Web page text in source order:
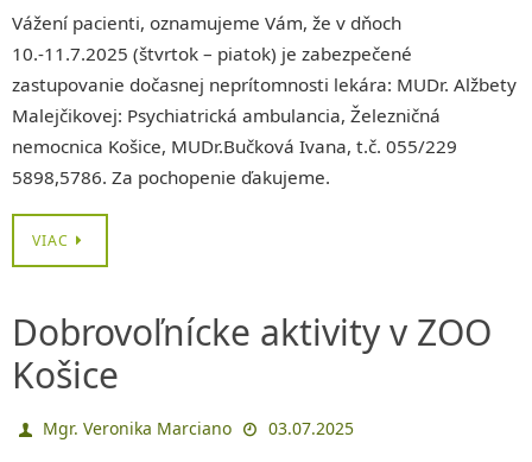
Vážení pacienti, oznamujeme Vám, že v dňoch
10.-11.7.2025 (štvrtok – piatok) je zabezpečené
zastupovanie dočasnej neprítomnosti lekára: MUDr. Alžbety
Malejčikovej: Psychiatrická ambulancia, Železničná
nemocnica Košice, MUDr.Bučková Ivana, t.č. 055/229
5898,5786. Za pochopenie ďakujeme.
VIAC
Dobrovoľnícke aktivity v ZOO
Košice
Mgr. Veronika Marciano 03.07.2025